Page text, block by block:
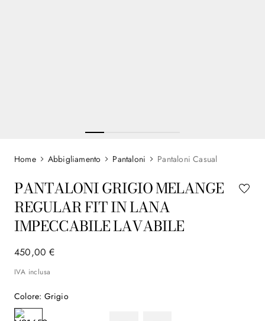
Abbigliamento Pantaloni Pantaloni Casual
PANTALONI GRIGIO MELANGE
REGULAR FIT IN LANA
IMPECCABILE LAVABILE
450,00 €
IVA inclusa
Colore: Grigio